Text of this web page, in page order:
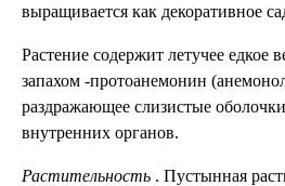
выращивается как декоративное
Растение содержит летучее едкое
запахом -протоанемонин
раздражающее слизистые
внутренних органов.
Растительность . Пустынная